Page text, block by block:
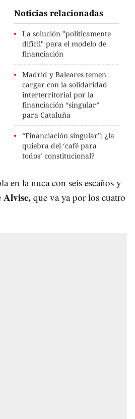
Noticias relacionadas
La solución "políticamente
difícil" para el modelo de
financiación
Madrid y Baleares temen
cargar con la solidaridad
interterritorial por la
financiación “singular”
para Cataluña
“Financiación singular”: ¿la
quiebra del ‘café para
todos’ constitucional?
en la nuca con seis escaños y
Alvise, que va ya por los cuatro